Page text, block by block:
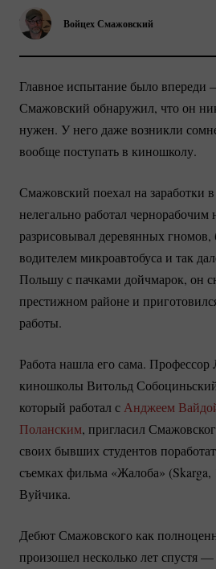
Войцех Смажовский
Главное испытание было впереди
Смажовский обнаружил, что он
нужен. У него даже возникли
вообще поступать в киношколу.
Смажовский поехал на заработки
нелегально работал чернорабочим
разрисовывал деревянных
водителем микроавтобуса и так
Польшу с пачками дойчмарок, он
престижном районе и
работы.
Работа нашла его сама. Профессор
киношколы Витольд
который работал с Анджеем
Поланским, пригласил
своих бывших студентов
съемках фильма «Жалоба»
Вуйчика.
Дебют Смажовского как
произошел несколько лет спустя